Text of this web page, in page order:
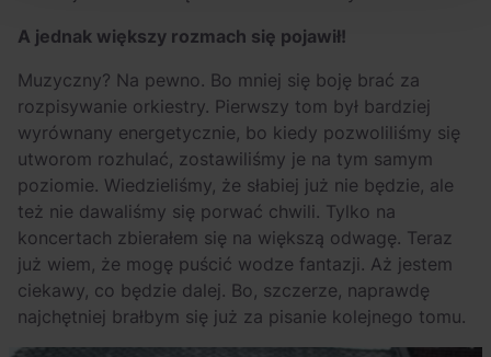
A jednak większy rozmach się pojawił!
Muzyczny? Na pewno. Bo mniej się boję brać za
rozpisywanie orkiestry. Pierwszy tom był bardziej
wyrównany energetycznie, bo kiedy pozwoliliśmy się
utworom rozhulać, zostawiliśmy je na tym samym
poziomie. Wiedzieliśmy, że słabiej już nie będzie, ale
też nie dawaliśmy się porwać chwili. Tylko na
koncertach zbierałem się na większą odwagę. Teraz
już wiem, że mogę puścić wodze fantazji. Aż jestem
ciekawy, co będzie dalej. Bo, szczerze, naprawdę
najchętniej brałbym się już za pisanie kolejnego tomu.